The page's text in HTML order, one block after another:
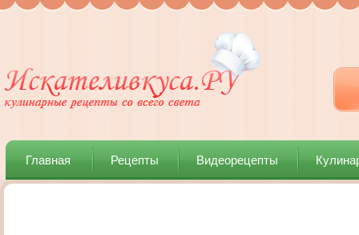
Главная Рецепты Видеорецепты